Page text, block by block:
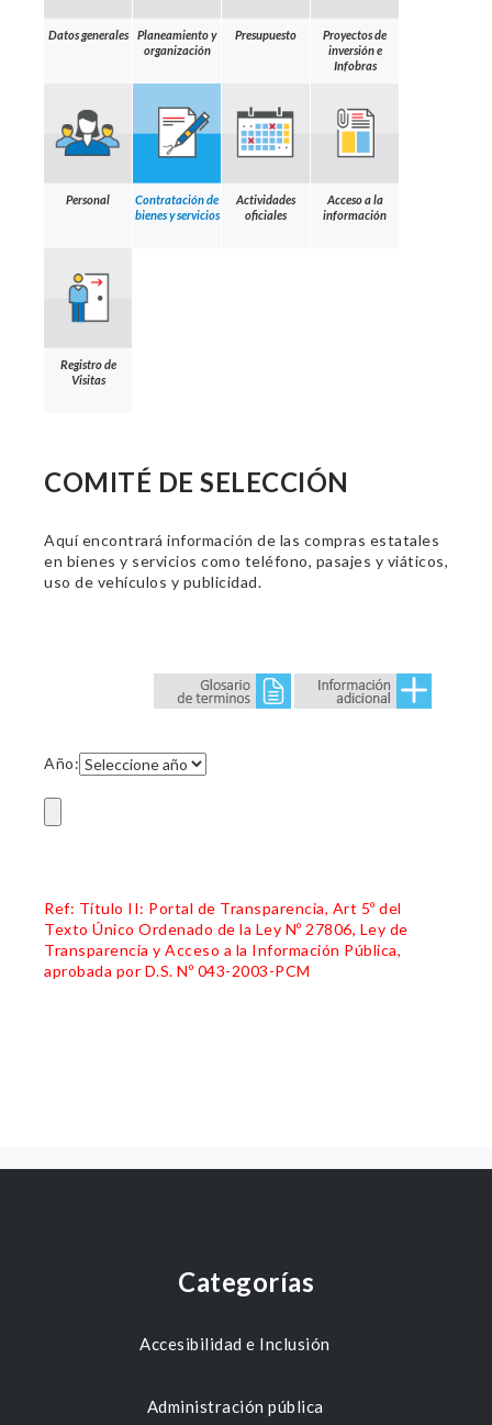
Datos generales
Planeamiento y
organización
Presupuesto
Proyectos de
inversión e
Infobras
Personal
Contratación de
bienes y servicios
Actividades
oficiales
Acceso a la
información
Registro de
Visitas
COMITÉ DE SELECCIÓN
Aquí encontrará información de las compras estatales
en bienes y servicios como teléfono, pasajes y viáticos,
uso de vehículos y publicidad.
Año:
Ref: Título II: Portal de Transparencia, Art 5º del
Texto Único Ordenado de la Ley Nº 27806, Ley de
Transparencia y Acceso a la Información Pública,
aprobada por D.S. Nº 043-2003-PCM
Categorías
Accesibilidad e Inclusión
Administración pública